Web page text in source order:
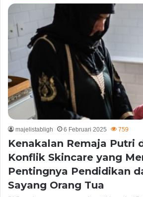
majelistabligh 6 Februari 2025 759
Kenakalan Remaja Putri
Konflik Skincare yang
Pentingnya Pendidikan
Sayang Orang Tua